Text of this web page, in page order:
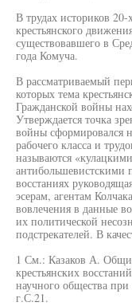
В трудах историков 20-
крестьянского
существовавшего в
года Комуча.
В рассматриваемый
которых тема
Гражданской войны
Утверждается точка
войны сформировался
рабочего класса и
называются
антибольшевистскими
восстаниях
эсерам, агентам
вовлечения в данные
их политической
подстрекателей. В
1 См.: Казаков А.
крестьянских
научного общества
г.С.21.